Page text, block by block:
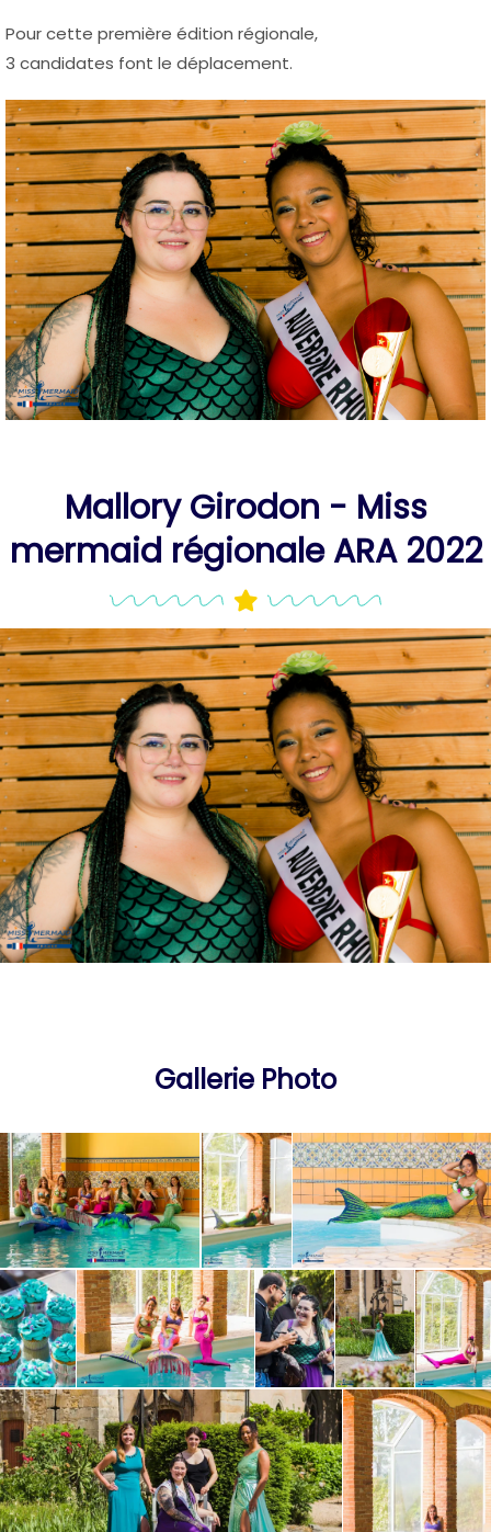
Pour cette première édition régionale,
3 candidates font le déplacement.
Mallory Girodon - Miss
mermaid régionale ARA 2022
Gallerie Photo